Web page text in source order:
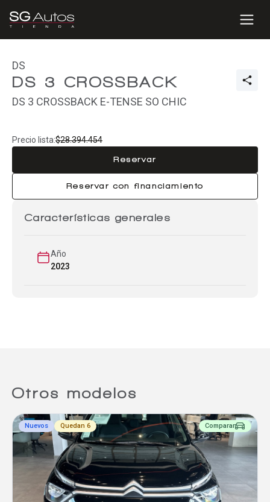
DS
DS 3 CROSSBACK
DS 3 CROSSBACK E-TENSE SO CHIC
Precio lista:$28.394.454
Reservar
Reservar con financiamiento
Características generales
Año
2023
Otros modelos
Nuevos Quedan 6 Comparar